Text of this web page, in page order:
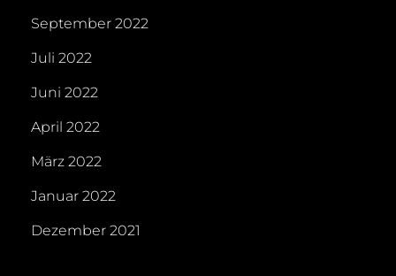
September 2022
Juli 2022
Juni 2022
April 2022
März 2022
Januar 2022
Dezember 2021